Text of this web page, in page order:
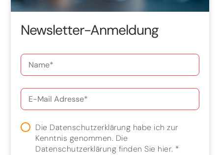
Newsletter-Anmeldung
Die Datenschutzerklärung habe ich zur
Kenntnis genommen. Die
Datenschutzerklärung finden Sie hier. *